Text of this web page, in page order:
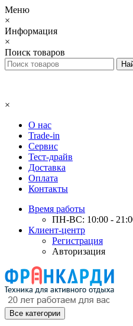
Меню
×
Информация
×
Поиск товаров
×
О нас
Trade-in
Сервис
Тест-драйв
Доставка
Оплата
Контакты
Время работы
ПН-ВС: 10:00 -
Клиент-центр
Регистрация
Авторизация
Все категории